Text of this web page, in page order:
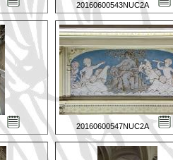
20160600543NUC2A
20160600547NUC2A